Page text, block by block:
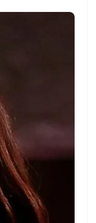
NEWS TNG– Siapa
kenal dengan kelezatan
n
yang
Wajib
Dicoba,
Bukan
Cuma
Sushi!